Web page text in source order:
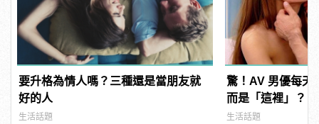
要升格為情人嗎？三種還是當朋友就
好的人
生活話題
驚！AV 男優每天
而是「這裡」？ |
型男
生活話題